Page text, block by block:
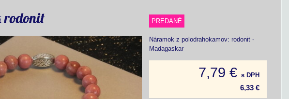
rodonit PREDANÉ
Náramok z polodrahokamov: rodonit -
Madagaskar
7,79 € s DPH
6,33 €